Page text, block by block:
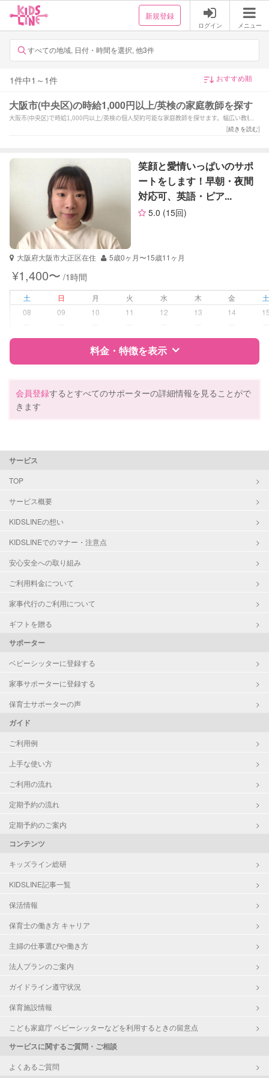
新規登録
ログイン メニュー
すべての地域, 日付・時間を選択, 他3件
1件中1 ～ 1件
大阪市(中央区)の時給1,000円以上/英検の家庭教師を探す
大阪市(中央区)で時給1,000円以上/英検の個人契約可能な家庭教師を探せます。幅広い教科か
[続きを読む]
笑顔と愛情いっぱいのサポ
ートをします！早朝・夜間
対応可、英語・ピア...
5.0 (15回)
大阪府大阪市大正区在住 5歳0ヶ月〜15歳11ヶ月
¥1,400〜 /1時間
土 日 月 火 水 木 金
08
09 10 11 12 13 14
料金・特徴を表示
資格 自治体届出済ベビーシッター
受験対策
学校/塾の補習・宿題
対応科目
会員登録するとすべてのサポーターの詳細情報を見ることがで
きます
サービス
TOP
サービス概要
KIDSLINEの想い
KIDSLINEでのマナー・注意点
安心安全への取り組み
ご利用料金について
家事代行のご利用について
ギフトを贈る
サポーター
ベビーシッターに登録する
家事サポーターに登録する
保育士サポーターの声
ガイド
ご利用例
上手な使い方
ご利用の流れ
定期予約の流れ
定期予約のご案内
コンテンツ
キッズライン総研
KIDSLINE記事一覧
保活情報
保育士の働き方 キャリア
主婦の仕事選びや働き方
法人プランのご案内
ガイドライン遵守状況
保育施設情報
こども家庭庁 ベビーシッターなどを利用するときの留意点
サービスに関するご質問・ご相談
よくあるご質問